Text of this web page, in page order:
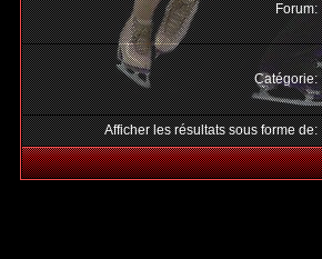
Forum:
Catégorie:
Afficher les résultats sous forme de: